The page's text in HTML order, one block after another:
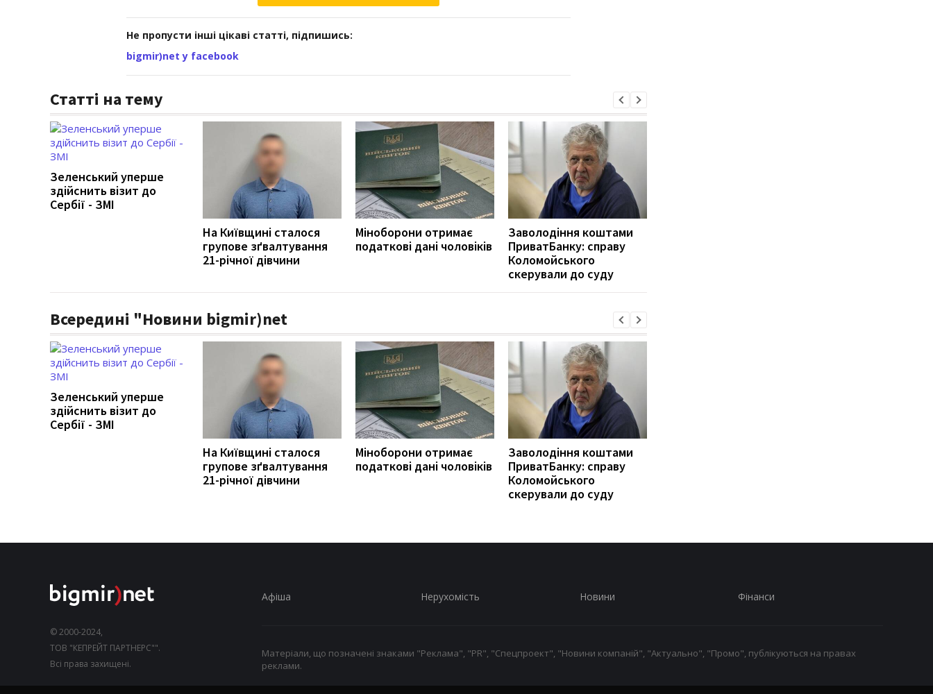
Не пропусти інші цікаві статті, підпишись:
bigmir)net у facebook
Статті на тему
Зеленський уперше
здійснить візит до
Сербії - ЗМІ
На Київщині сталося
групове зґвалтування
21-річної дівчини
Міноборони отримає
податкові дані чоловіків
Заволодіння коштами
ПриватБанку: справу
Коломойського
скерували до суду
Всередині "Новини bigmir)net
Зеленський уперше
здійснить візит до
Сербії - ЗМІ
На Київщині сталося
групове зґвалтування
21-річної дівчини
Міноборони отримає
податкові дані чоловіків
Заволодіння коштами
ПриватБанку: справу
Коломойського
скерували до суду
© 2000-2024,
ТОВ "КЕПРЕЙТ ПАРТНЕРС"".
Всі права захищені.
Афіша Нерухомість Новини Фінанси
Матеріали, що позначені знаками "Реклама", "PR", "Спецпроект", "Новини компаній", "Актуально", "Промо", публікуються на правах
реклами.